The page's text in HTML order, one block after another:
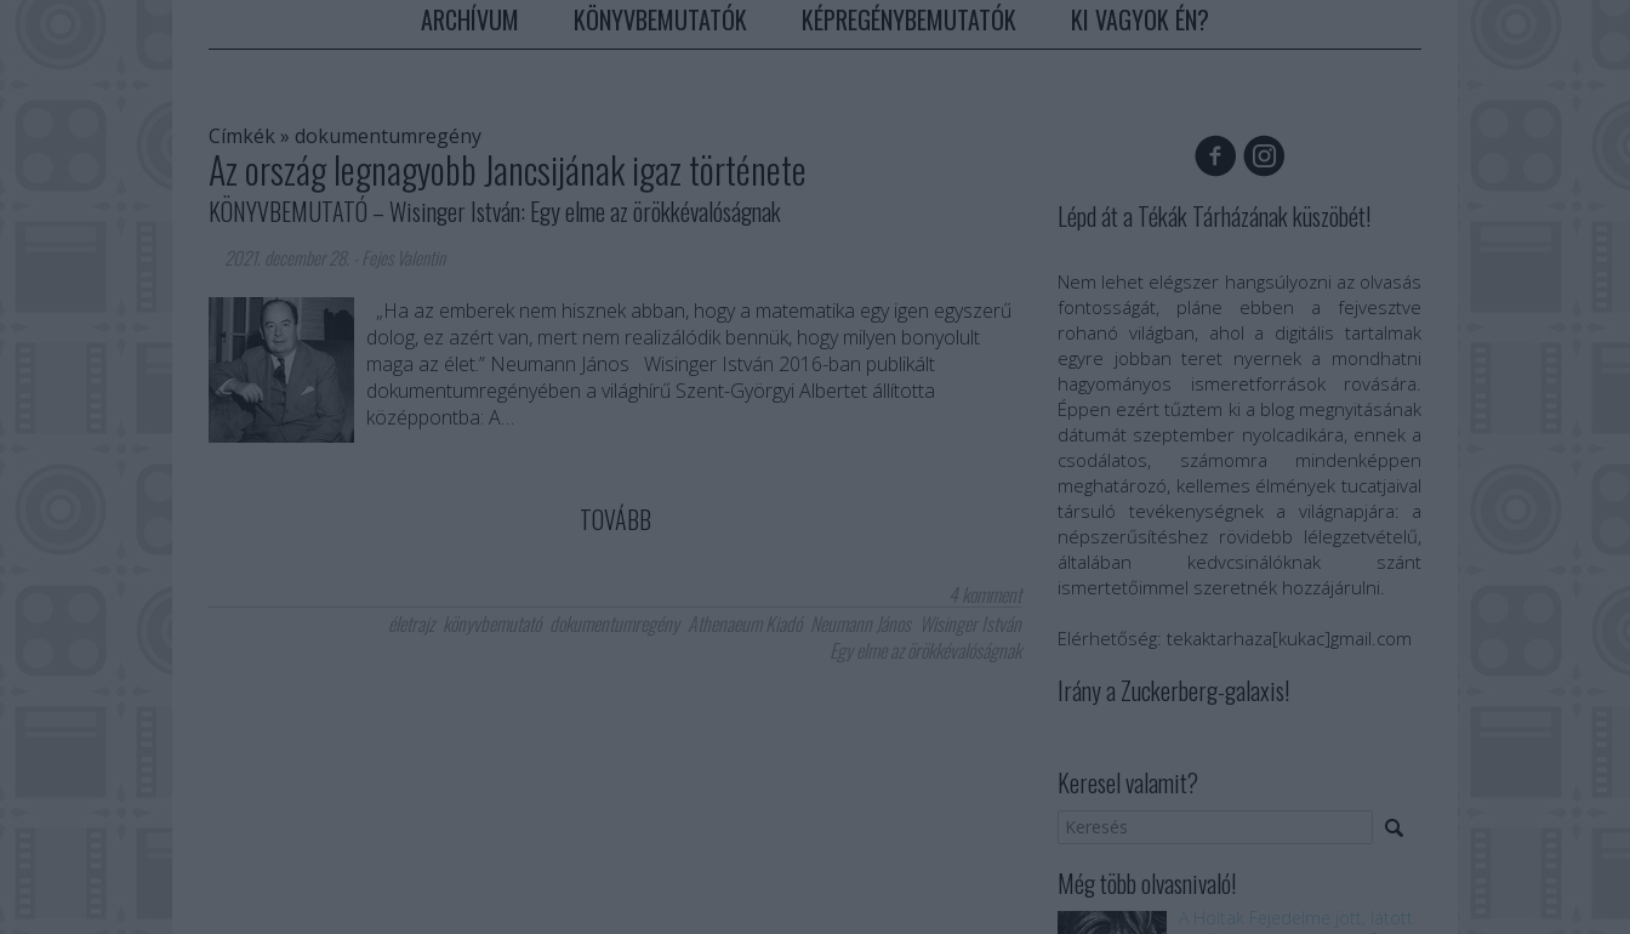
ARCHÍVUM KÖNYVBEMUTATÓK KÉPREGÉNYBEMUTATÓK KI VAGYOK ÉN?
Címkék » dokumentumregény
Az ország legnagyobb Jancsijának igaz története
KÖNYVBEMUTATÓ – Wisinger István: Egy elme az örökkévalóságnak
2021. december 28. Fejes Valentin
„Ha az emberek nem hisznek abban, hogy a matematika egy igen egyszerű
dolog, ez azért van, mert nem realizálódik bennük, hogy milyen bonyolult
maga az élet.” Neumann János Wisinger István 2016-ban publikált
dokumentumregényében a világhírű Szent-Györgyi Albertet állította
középpontba: A…
TOVÁBB
4komment
életrajz könyvbemutató dokumentumregény Athenaeum Kiadó Neumann János Wisinger István
Egy elme az örökkévalóságnak
Lépd át a Tékák Tárházának küszöbét!
Nem lehet elégszer hangsúlyozni az olvasás
fontosságát, pláne ebben a fejvesztve
rohanó világban, ahol a digitális tartalmak
egyre jobban teret nyernek a mondhatni
hagyományos ismeretforrások rovására.
Éppen ezért tűztem ki a blog megnyitásának
dátumát szeptember nyolcadikára, ennek a
csodálatos, számomra mindenképpen
meghatározó, kellemes élmények tucatjaival
társuló tevékenységnek a világnapjára: a
népszerűsítéshez rövidebb lélegzetvételű,
általában kedvcsinálóknak szánt
ismertetőimmel szeretnék hozzájárulni.
Elérhetőség: tekaktarhaza[kukac]gmail.com
Irány a Zuckerberg-galaxis!
Keresel valamit?
Még több olvasnivaló!
A Holtak Fejedelme jött, látott